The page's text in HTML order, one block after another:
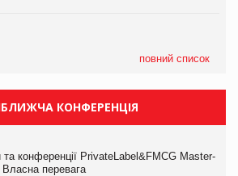
повний список
КОНФЕРЕНЦІЯ
конференції PrivateLabel&FMCG Master-
перевага